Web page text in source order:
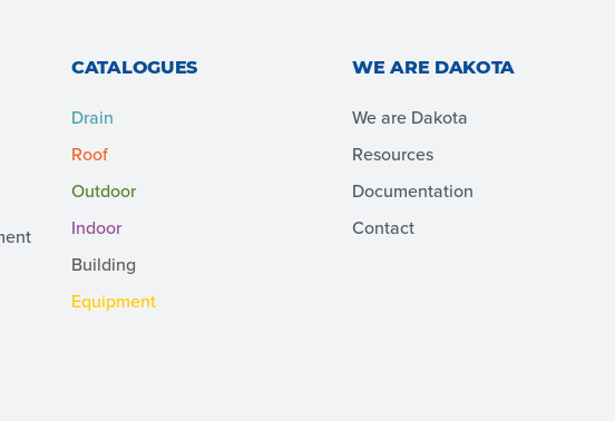
CATALOGUES
Drain
Roof
Outdoor
Indoor
Building
Equipment
WE ARE DAKOTA
We are Dakota
Resources
Documentation
Contact